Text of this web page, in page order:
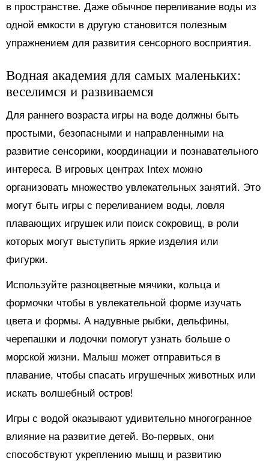
в пространстве. Даже обычное переливание воды из
одной емкости в другую становится полезным
упражнением для развития сенсорного восприятия.
Водная академия для самых маленьких:
веселимся и развиваемся
Для раннего возраста игры на воде должны быть
простыми, безопасными и направленными на
развитие сенсорики, координации и познавательного
интереса. В игровых центрах Intex можно
организовать множество увлекательных занятий. Это
могут быть игры с переливанием воды, ловля
плавающих игрушек или поиск сокровищ, в роли
которых могут выступить яркие изделия или
фигурки.
Используйте разноцветные мячики, кольца и
формочки чтобы в увлекательной форме изучать
цвета и формы. А надувные рыбки, дельфины,
черепашки и лодочки помогут узнать больше о
морской жизни. Малыш может отправиться в
плавание, чтобы спасать игрушечных животных или
искать волшебный остров!
Игры с водой оказывают удивительно многогранное
влияние на развитие детей. Во-первых, они
способствуют укреплению мышц и развитию